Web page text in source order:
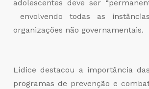
adolescentes deve ser
envolvendo todas as
organizações não governamentais.
Lídice destacou a importância
programas de prevenção e